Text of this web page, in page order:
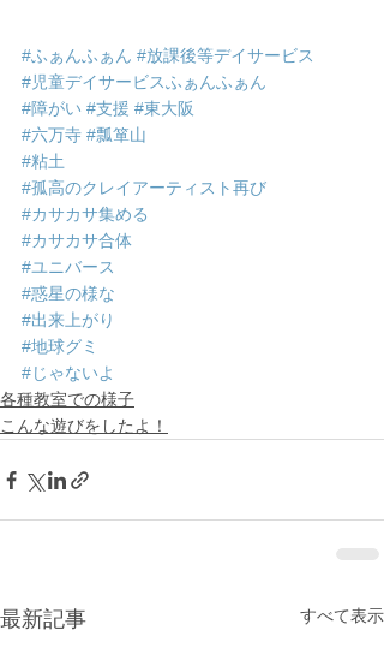
#ふぁんふぁん #放課後等デイサービス
#児童デイサービスふぁんふぁん
#障がい #支援 #東大阪
#六万寺 #瓢箪山
#粘土
#孤高のクレイアーティスト再び
#カサカサ集める
#カサカサ合体
#ユニバース
#惑星の様な
#出来上がり
#地球グミ
#じゃないよ
各種教室での様子
こんな遊びをしたよ！
最新記事 すべて表示